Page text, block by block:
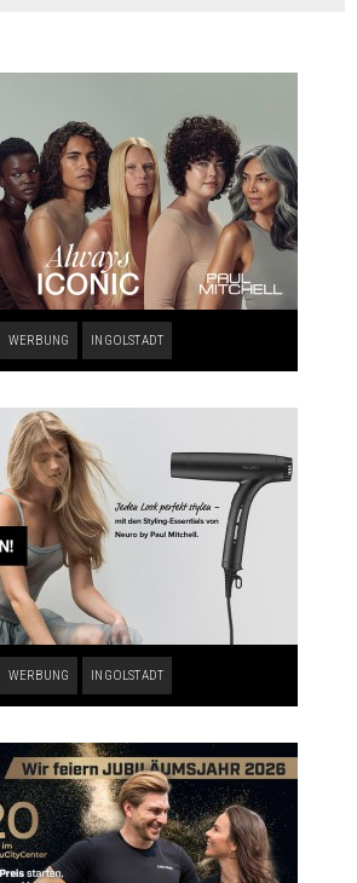
WERBUNG INGOLSTADT
WERBUNG INGOLSTADT